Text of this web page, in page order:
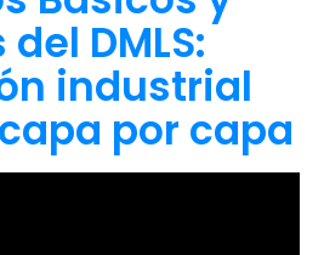
DMLS:
industrial
por capa